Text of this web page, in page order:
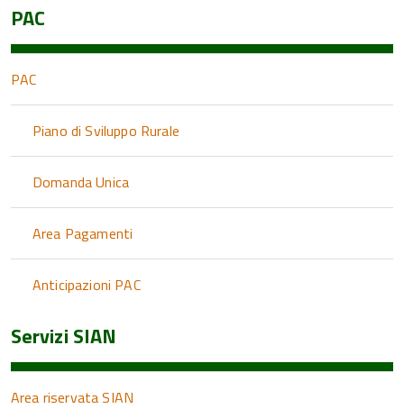
PAC
PAC
Piano di Sviluppo Rurale
Domanda Unica
Area Pagamenti
Anticipazioni PAC
Servizi SIAN
Area riservata SIAN